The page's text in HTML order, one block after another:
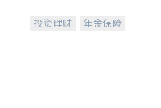
合，助力客户实现目标
投资理财
年金保险